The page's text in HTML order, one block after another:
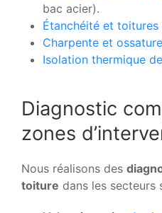
bac acier).
Étanchéité et toitures
Charpente et
Isolation thermique
Diagnostic
zones
Nous réalisons des
toiture dans les secteurs